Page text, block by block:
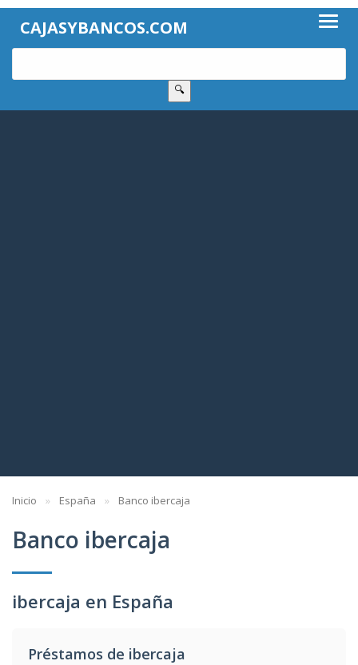
CAJASYBANCOS.COM
🔍
Inicio España Banco ibercaja
Banco ibercaja
ibercaja en España
Préstamos de ibercaja